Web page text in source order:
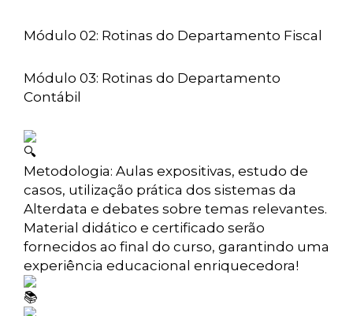
Módulo 02: Rotinas do Departamento Fiscal
Módulo 03: Rotinas do Departamento
Contábil
Metodologia: Aulas expositivas, estudo de
casos, utilização prática dos sistemas da
Alterdata e debates sobre temas relevantes.
Material didático e certificado serão
fornecidos ao final do curso, garantindo uma
experiência educacional enriquecedora!